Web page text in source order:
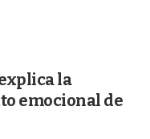
la
emocional de